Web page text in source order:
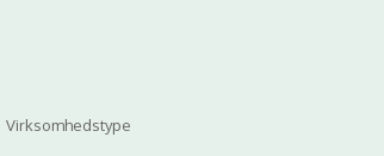
Virksomhedstype